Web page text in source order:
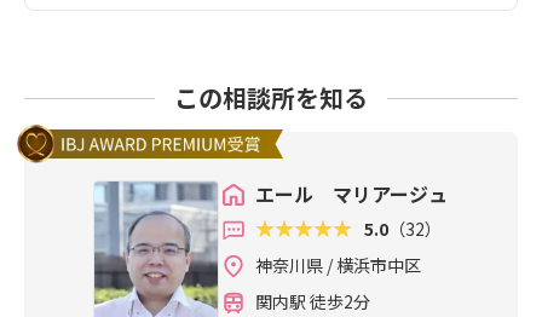
この相談所を知る
エール マリアージュ
5.0 （32）
神奈川県 / 横浜市中区
関内駅 徒歩2分